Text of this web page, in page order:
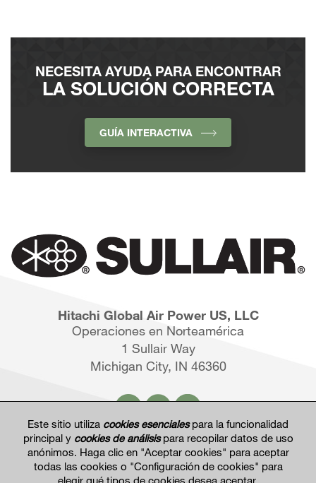
NECESITA AYUDA PARA ENCONTRAR
LA SOLUCIÓN CORRECTA
GUÍA INTERACTIVA
Hitachi Global Air Power US, LLC
Operaciones en Norteamérica
1 Sullair Way
Michigan City, IN 46360
Este sitio utiliza cookies esencialespara la funcionalidad
principal y cookies de análisispara recopilar datos de uso
anónimos. Haga clic en "Aceptar cookies" para aceptar
todas las cookies o "Configuración de cookies" para
elegir qué tipos de cookies desea aceptar.
Hitachi Global Website